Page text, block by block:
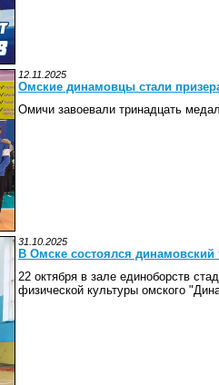
12.11.2025
Омские динамовцы стали
Омичи завоевали тринадцать
31.10.2025
В Омске состоялся
22 октября в зале единоборств
физической культуры омского